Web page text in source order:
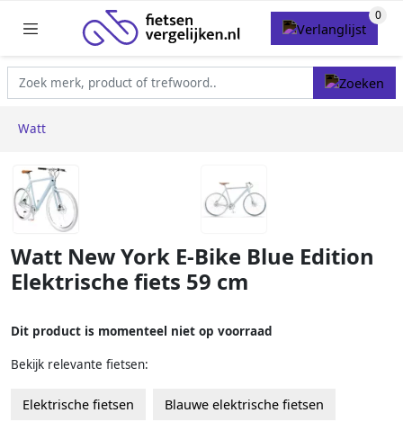
Watt
Watt New York E-Bike Blue Edition
Elektrische fiets 59 cm
Dit product is momenteel niet op voorraad
Bekijk relevante fietsen:
Elektrische fietsen Blauwe elektrische fietsen